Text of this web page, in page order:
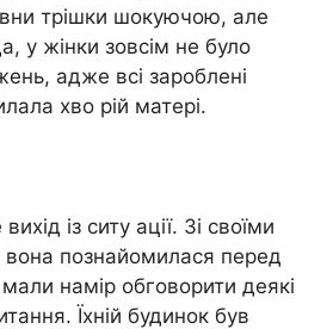
трішки шокуючою, але
у жінки зовсім не було
адже всі зароблені
хво рій матері.
із ситу ації. Зі своїми
познайомилася перед
намір обговорити деякі
Їхній будинок був